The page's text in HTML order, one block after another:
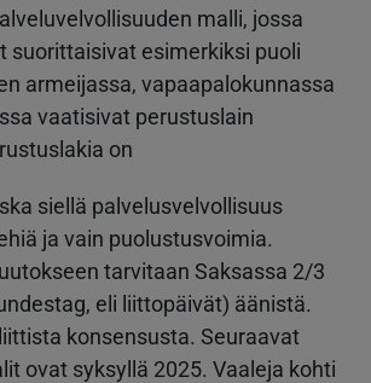
malli, jossa
suorittaisivat esimerkiksi puoli
armeijassa, vapaapalokunnassa
vaatisivat perustuslain
on
siellä palvelusvelvollisuus
ja vain puolustusvoimia.
tarvitaan Saksassa 2/3
eli liittopäivät) äänistä.
konsensusta. Seuraavat
ovat syksyllä 2025. Vaaleja kohti